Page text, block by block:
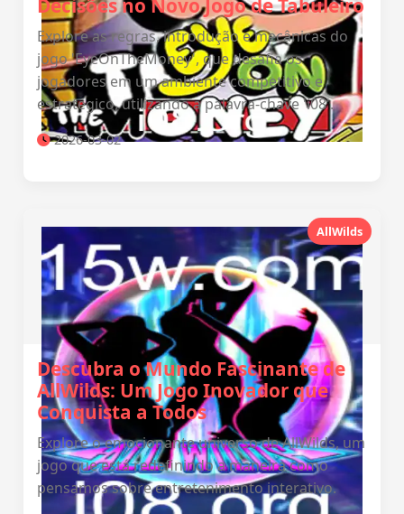
Decisões no Novo Jogo de Tabuleiro
Explore as regras, introdução e mecânicas do
jogo 'EyeOnTheMoney', que desafia os
jogadores em um ambiente competitivo e
estratégico, utilizando a palavra-chave 'i08'.
2026-03-02
AllWilds
Descubra o Mundo Fascinante de
AllWilds: Um Jogo Inovador que
Conquista a Todos
Explore o emocionante universo de AllWilds, um
jogo que está redefinindo a maneira como
pensamos sobre entretenimento interativo.